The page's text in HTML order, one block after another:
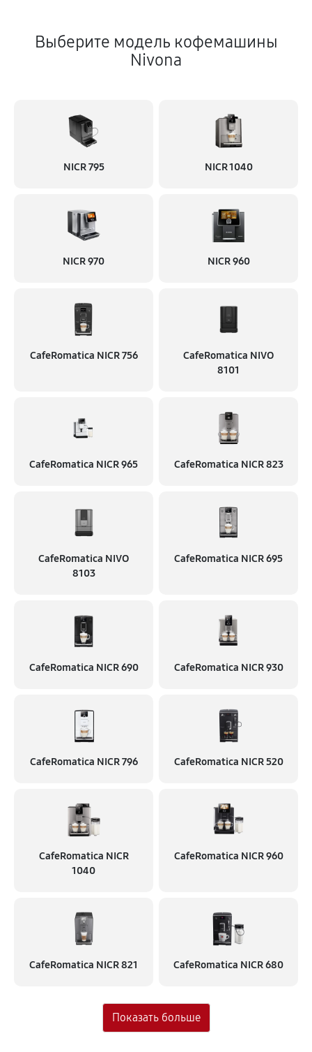
Выберите модель кофемашины
Nivona
NICR 795 NICR 1040
NICR 970 NICR 960
CafeRomatica NICR 756
CafeRomatica NIVO
8101
CafeRomatica NICR 965 CafeRomatica NICR 823
CafeRomatica NIVO
8103
CafeRomatica NICR 695
CafeRomatica NICR 690 CafeRomatica NICR 930
CafeRomatica NICR 796 CafeRomatica NICR 520
CafeRomatica NICR
1040
CafeRomatica NICR 960
CafeRomatica NICR 821 CafeRomatica NICR 680